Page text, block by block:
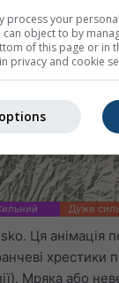
Дуже
Ця анімація
хрестики
Мряка або
process your
can object to by
of this page or in
privacy and cookie